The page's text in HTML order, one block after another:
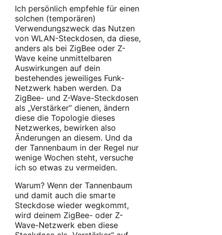
Ich persönlich empfehle für einen
solchen (temporären)
Verwendungszweck das Nutzen
von WLAN-Steckdosen, da diese,
anders als bei ZigBee oder Z-
Wave keine unmittelbaren
Auswirkungen auf dein
bestehendes jeweiliges Funk-
Netzwerk haben werden. Da
ZigBee- und Z-Wave-Steckdosen
als „Verstärker“ dienen, ändern
diese die Topologie dieses
Netzwerkes, bewirken also
Änderungen an diesem. Und da
der Tannenbaum in der Regel nur
wenige Wochen steht, versuche
ich so etwas zu vermeiden.
Warum? Wenn der Tannenbaum
und damit auch die smarte
Steckdose wieder wegkommt,
wird deinem ZigBee- oder Z-
Wave-Netzwerk eben diese